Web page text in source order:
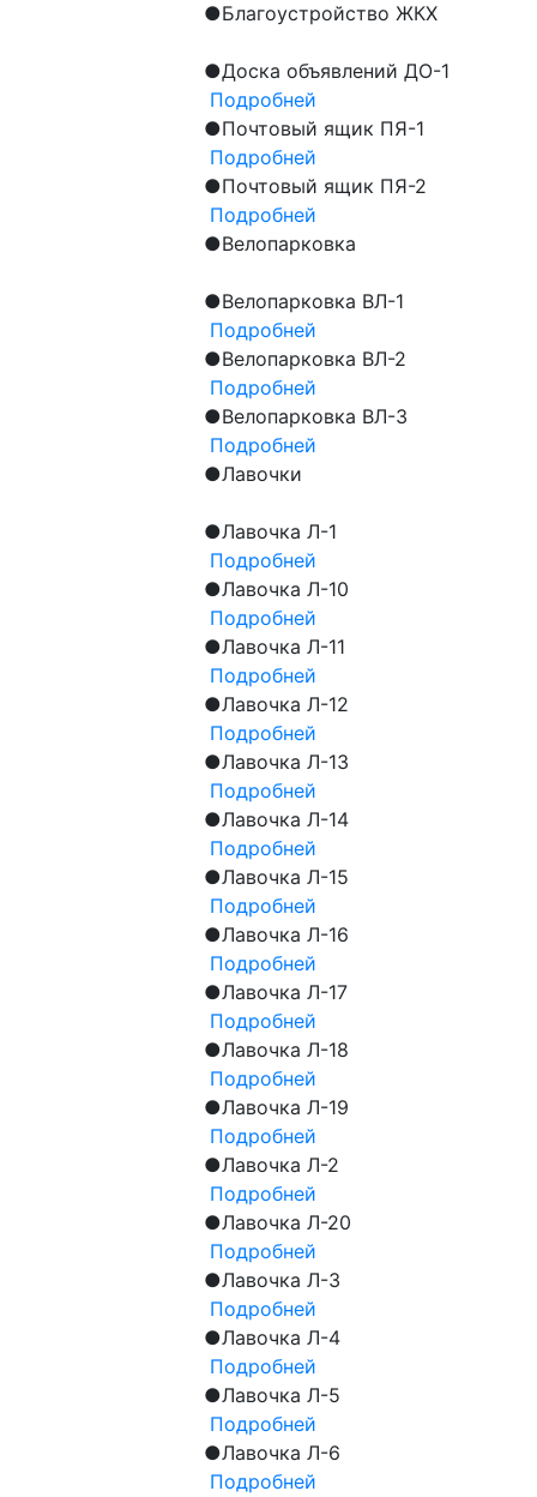
●Благоустройство ЖКХ
●Доска объявлений ДО-1
Подробней
●Почтовый ящик ПЯ-1
Подробней
●Почтовый ящик ПЯ-2
Подробней
●Велопарковка
●Велопарковка ВЛ-1
Подробней
●Велопарковка ВЛ-2
Подробней
●Велопарковка ВЛ-3
Подробней
●Лавочки
●Лавочка Л-1
Подробней
●Лавочка Л-10
Подробней
●Лавочка Л-11
Подробней
●Лавочка Л-12
Подробней
●Лавочка Л-13
Подробней
●Лавочка Л-14
Подробней
●Лавочка Л-15
Подробней
●Лавочка Л-16
Подробней
●Лавочка Л-17
Подробней
●Лавочка Л-18
Подробней
●Лавочка Л-19
Подробней
●Лавочка Л-2
Подробней
●Лавочка Л-20
Подробней
●Лавочка Л-3
Подробней
●Лавочка Л-4
Подробней
●Лавочка Л-5
Подробней
●Лавочка Л-6
Подробней